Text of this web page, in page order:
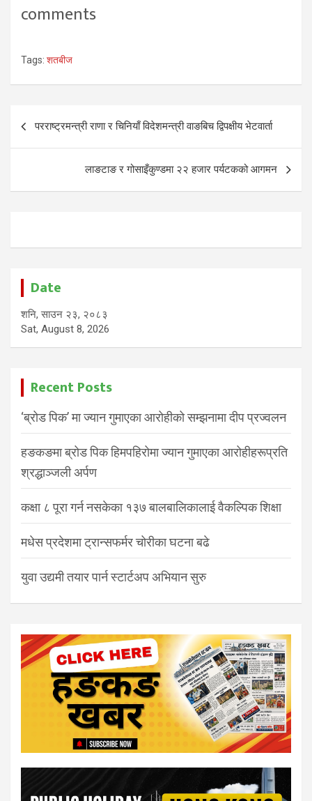
comments
Tags: शतबीज
Post
navigation
परराष्ट्रमन्त्री राणा र चिनियाँ विदेशमन्त्री वाङबिच द्विपक्षीय भेटवार्ता
लाङटाङ र गोसाइँकुण्डमा २२ हजार पर्यटकको आगमन
Date
शनि, साउन २३, २०८३
Sat, August 8, 2026
Recent Posts
‘ब्रोड पिक’ मा ज्यान गुमाएका आरोहीको सम्झनामा दीप प्रज्वलन
हङकङमा ब्रोड पिक हिमपहिरोमा ज्यान गुमाएका आरोहीहरूप्रति
श्रद्धाञ्जली अर्पण
कक्षा ८ पूरा गर्न नसकेका १३७ बालबालिकालाई वैकल्पिक शिक्षा
मधेस प्रदेशमा ट्रान्सफर्मर चोरीका घटना बढे
युवा उद्यमी तयार पार्न स्टार्टअप अभियान सुरु